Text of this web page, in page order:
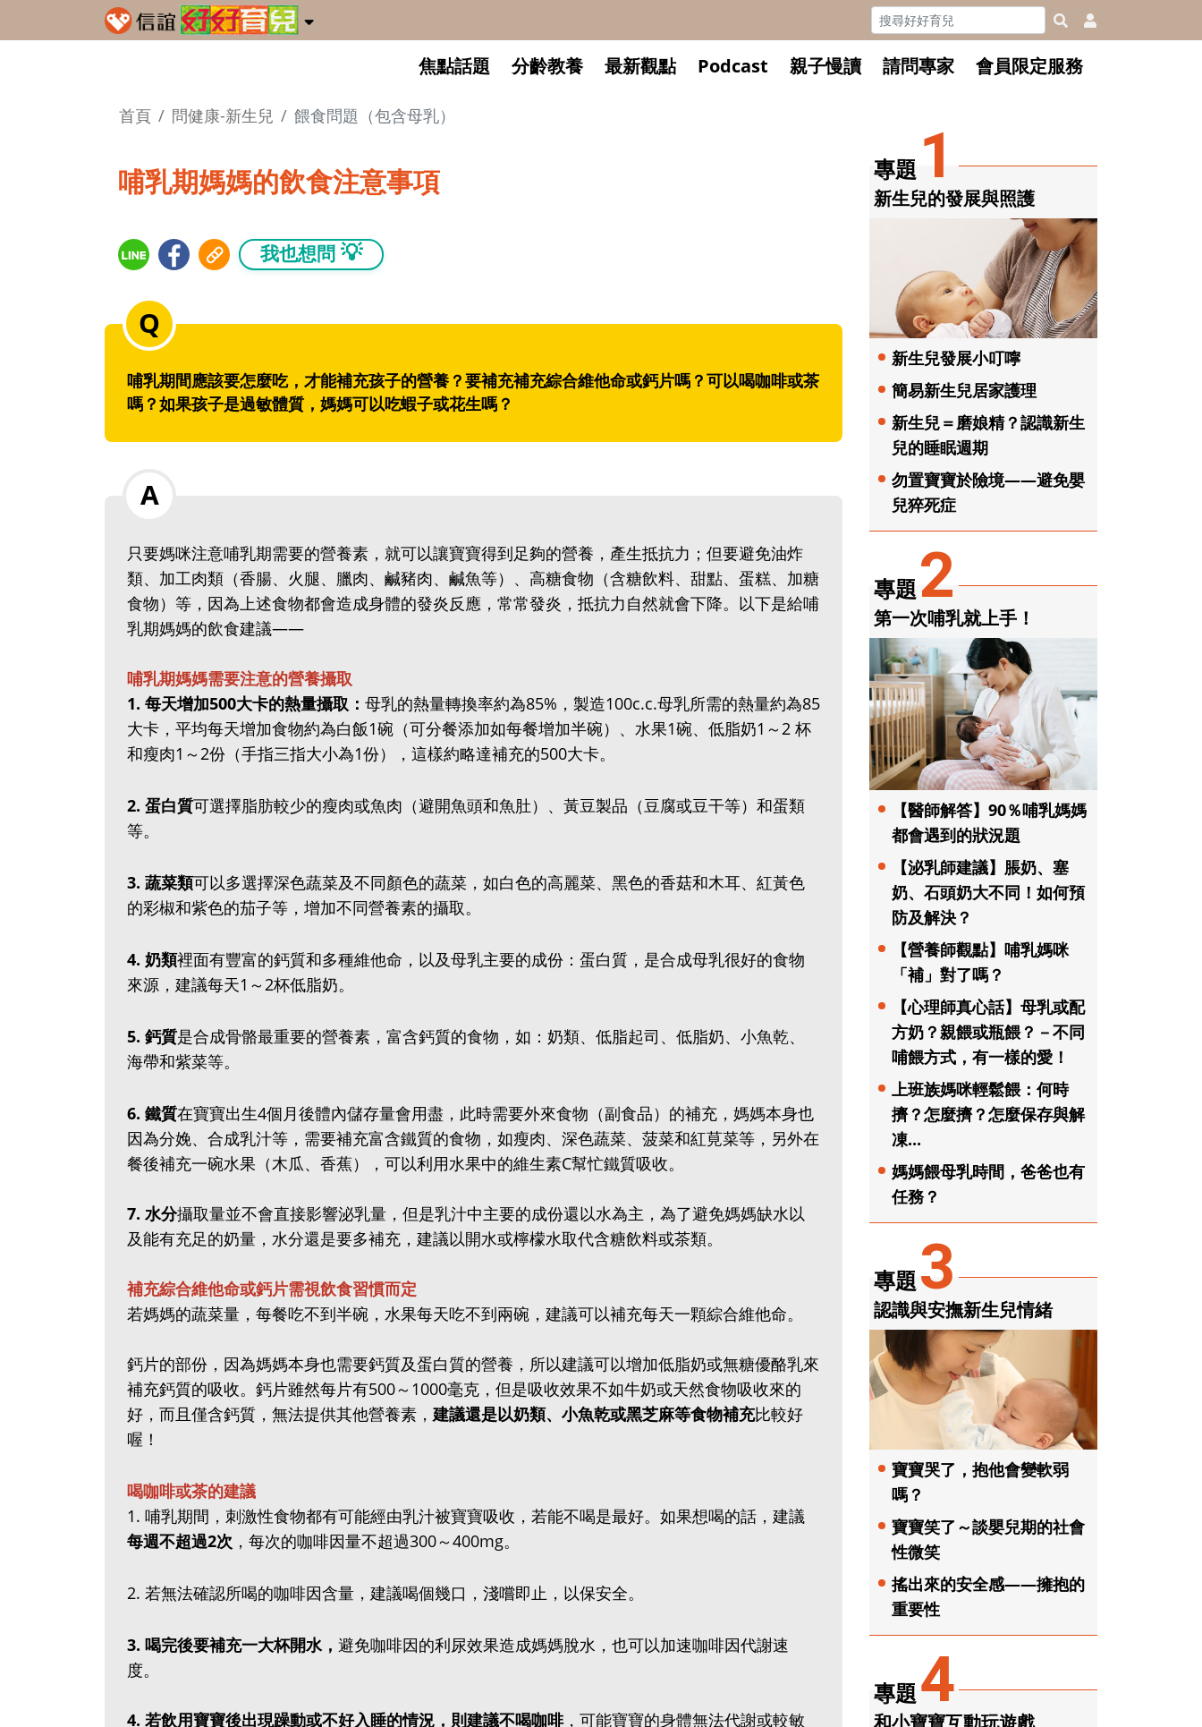
焦點話題 分齡教養 最新觀點 Podcast 親子慢讀 請問專家 會員限定服務
首頁 問健康-新生兒 餵食問題（包含母乳）
哺乳期媽媽的飲食注意事項
我也想問 💡
哺乳期間應該要怎麼吃，才能補充孩子的營養？要補充補充綜合維他命或鈣片嗎？可以喝咖啡或茶
嗎？如果孩子是過敏體質，媽媽可以吃蝦子或花生嗎？
只要媽咪注意哺乳期需要的營養素，就可以讓寶寶得到足夠的營養，產生抵抗力；但要避免油炸
類、加工肉類（香腸、火腿、臘肉、鹹豬肉、鹹魚等）、高糖食物（含糖飲料、甜點、蛋糕、加糖
食物）等，因為上述食物都會造成身體的發炎反應，常常發炎，抵抗力自然就會下降。以下是給哺
乳期媽媽的飲食建議——
哺乳期媽媽需要注意的營養攝取
1‭.‬ 每天增加500大卡的熱量攝取： 母乳的熱量轉換率約為85%，製造100c.c.母乳所需的熱量約為85
大卡，平均每天增加食物約為白飯1碗（可分餐添加如每餐增加半碗）、水果1碗、低脂奶1～2‭ ‬杯
和瘦肉1～2份（手指三指大小為1份），這樣約略達補充的500大卡。
2‭.‬ 蛋白質可選擇脂肪較少的瘦肉或魚肉（避開魚頭和魚肚）、黃豆製品（豆腐或豆干等）和蛋類
等。
3‭.‬ 蔬菜類可以多選擇深色蔬菜及不同顏色的蔬菜，如白色的高麗菜、黑色的香菇和木耳、紅黃色
的彩椒和紫色的茄子等，增加不同營養素的攝取。
4‭.‬ 奶類裡面有豐富的鈣質和多種維他命，以及母乳主要的成份：蛋白質，是合成母乳很好的食物
來源，建議每天1～2杯低脂奶。
5‭. ‬鈣質是合成骨骼最重要的營養素，富含鈣質的食物，如：奶類、低脂起司、低脂奶、小魚乾、
海帶和紫菜等。
6‭.‬ 鐵質在寶寶出生4個月後體內儲存量會用盡，此時需要外來食物（副食品）的補充，媽媽本身也
因為分娩、合成乳汁等，需要補充富含鐵質的食物，如瘦肉、深色蔬菜、菠菜和紅莧菜等，另外在
餐後補充一碗水果（木瓜、香蕉），可以利用水果中的維生素C幫忙鐵質吸收。
7‭.‬ 水分攝取量並不會直接影響泌乳量，但是乳汁中主要的成份還以水為主，為了避免媽媽缺水以
及能有充足的奶量，水分還是要多補充，建議以開水或檸檬水取代含糖飲料或茶類。
補充綜合維他命或鈣片需視飲食習慣而定
若媽媽的蔬菜量，每餐吃不到半碗，水果每天吃不到兩碗，建議可以補充每天一顆綜合維他命。
鈣片的部份，因為媽媽本身也需要鈣質及蛋白質的營養，所以建議可以增加低脂奶或無糖優酪乳來
補充鈣質的吸收。鈣片雖然每片有500～1000毫克，但是吸收效果不如牛奶或天然食物吸收來的
好，而且僅含鈣質，無法提供其他營養素， 建議還是以奶類、小魚乾或黑芝麻等食物補充比較好
喔！
喝咖啡或茶的建議
1‭.‬ 哺乳期間，刺激性食物都有可能經由乳汁被寶寶吸收，若能不喝是最好。如果想喝的話，建議
每週不超過2次 ，每次的咖啡因量不超過300～400mg。
2‭.‬ 若無法確認所喝的咖啡因含量，建議喝個幾口，淺嚐即止，以保安全。
3‭.‬ 喝完後要補充一大杯開水， 避免咖啡因的利尿效果造成媽媽脫水，也可以加速咖啡因代謝速
度。
4‭.‬ 若飲用寶寶後出現躁動或不好入睡的情況，則建議不喝咖啡，可能寶寶的身體無法代謝或較敏
專題 1
新生兒的發展與照護
新生兒發展小叮嚀
簡易新生兒居家護理
新生兒＝磨娘精？認識新生
兒的睡眠週期
勿置寶寶於險境——避免嬰
兒猝死症
專題2
第一次哺乳就上手！
【醫師解答】90％哺乳媽媽
都會遇到的狀況題
【泌乳師建議】脹奶、塞
奶、石頭奶大不同！如何預
防及解決？
【營養師觀點】哺乳媽咪
「補」對了嗎？
【心理師真心話】母乳或配
方奶？親餵或瓶餵？－不同
哺餵方式，有一樣的愛！
上班族媽咪輕鬆餵：何時
擠？怎麼擠？怎麼保存與解
凍...
媽媽餵母乳時間，爸爸也有
任務？
專題3
認識與安撫新生兒情緒
寶寶哭了，抱他會變軟弱
嗎？
寶寶笑了～談嬰兒期的社會
性微笑
搖出來的安全感——擁抱的
重要性
專題4
和小寶寶互動玩遊戲